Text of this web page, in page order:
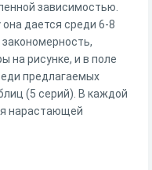
зависимостью.
дается среди 6-8
на рисунке, и в поле
предлагаемых
(5 серий). В каждой
нарастающей